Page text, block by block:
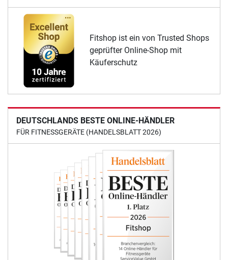
Fitshop ist ein von Trusted Shops
geprüfter Online-Shop mit
Käuferschutz
DEUTSCHLANDS BESTE ONLINE-HÄNDLER
FÜR FITNESSGERÄTE (HANDELSBLATT 2026)